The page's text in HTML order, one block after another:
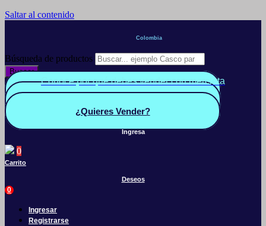
Saltar al contenido
Colombia
Búsqueda de productos
Buscar
Conoce por qué debes vender con mercleta
Quiero Vender
¿Quieres Vender?
Ingresa
0
Carrito
Deseos
0
Ingresar
Registrarse